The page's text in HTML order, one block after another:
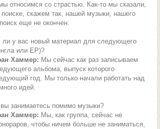
относимся со страстью. Как-то мы сказали,
скажем так, нашей музыки, нашего
еще не окончен.
ли у вас новый материал для следующего
или ЕР)?
Хаммер: Мы сейчас как раз записываем
альбома, выпуск которого
год. Мы только начали работать над
идей.
занимаетесь помимо музыки?
Хаммер: Мы, как группа, сейчас не
чтобы ничем больше не заниматься,